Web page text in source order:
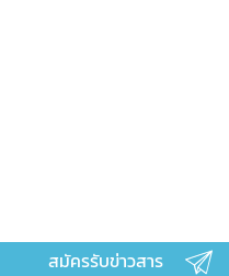
สมัครรับข่าวสาร